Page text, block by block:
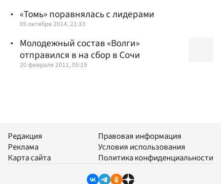
«Томь» поравнялась с лидерами
05 октября 2014, 21:33
Молодежный состав «Волги»
отправился в на сбор в Сочи
20 февраля 2011, 05:19
Редакция
Реклама
Карта сайта
Правовая информация
Условия использования
Политика конфиденциальности